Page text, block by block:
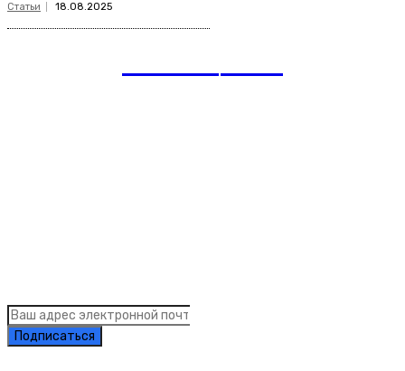
Статьи 18.08.2025
Подписаться